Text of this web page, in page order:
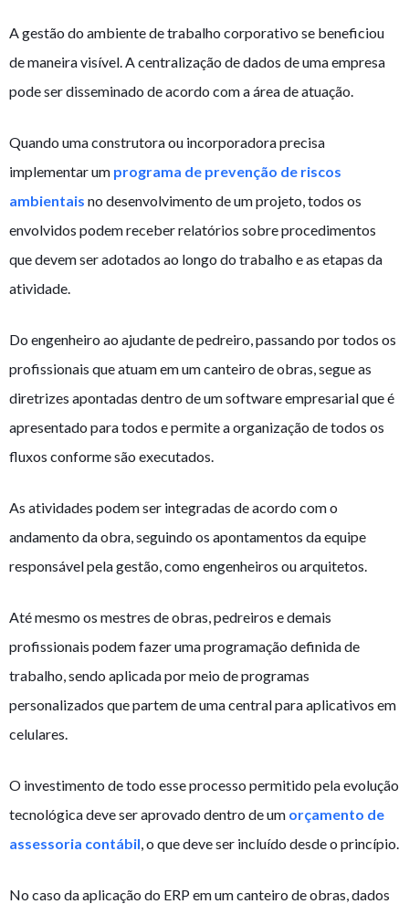
A gestão do ambiente de trabalho corporativo se beneficiou
de maneira visível. A centralização de dados de uma empresa
pode ser disseminado de acordo com a área de atuação.
Quando uma construtora ou incorporadora precisa
implementar um programa de prevenção de riscos
ambientais no desenvolvimento de um projeto, todos os
envolvidos podem receber relatórios sobre procedimentos
que devem ser adotados ao longo do trabalho e as etapas da
atividade.
Do engenheiro ao ajudante de pedreiro, passando por todos os
profissionais que atuam em um canteiro de obras, segue as
diretrizes apontadas dentro de um software empresarial que é
apresentado para todos e permite a organização de todos os
fluxos conforme são executados.
As atividades podem ser integradas de acordo com o
andamento da obra, seguindo os apontamentos da equipe
responsável pela gestão, como engenheiros ou arquitetos.
Até mesmo os mestres de obras, pedreiros e demais
profissionais podem fazer uma programação definida de
trabalho, sendo aplicada por meio de programas
personalizados que partem de uma central para aplicativos em
celulares.
O investimento de todo esse processo permitido pela evolução
tecnológica deve ser aprovado dentro de um orçamento de
assessoria contábil , o que deve ser incluído desde o princípio.
No caso da aplicação do ERP em um canteiro de obras, dados